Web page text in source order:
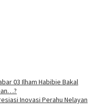
03 Ilham Habibie Bakal
Inovasi Perahu Nelayan